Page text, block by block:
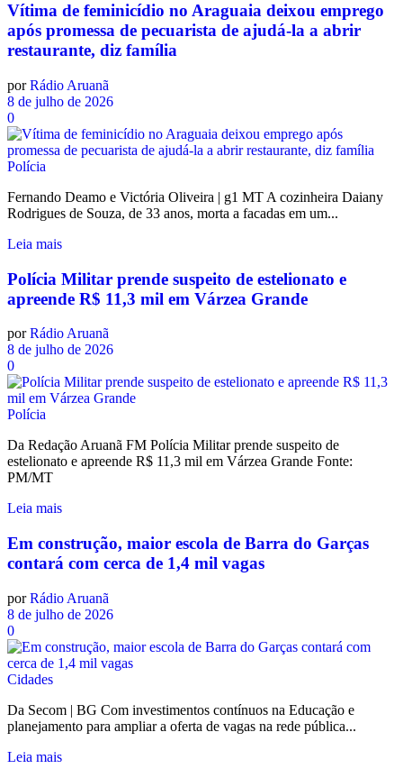
Vítima de feminicídio no Araguaia deixou emprego
após promessa de pecuarista de ajudá-la a abrir
restaurante, diz família
por Rádio Aruanã
8 de julho de 2026
0
Polícia
Fernando Deamo e Victória Oliveira | g1 MT A cozinheira Daiany
Rodrigues de Souza, de 33 anos, morta a facadas em um...
Leia mais
Polícia Militar prende suspeito de estelionato e
apreende R$ 11,3 mil em Várzea Grande
por Rádio Aruanã
8 de julho de 2026
0
Polícia
Da Redação Aruanã FM Polícia Militar prende suspeito de
estelionato e apreende R$ 11,3 mil em Várzea Grande Fonte:
PM/MT
Leia mais
Em construção, maior escola de Barra do Garças
contará com cerca de 1,4 mil vagas
por Rádio Aruanã
8 de julho de 2026
0
Cidades
Da Secom | BG Com investimentos contínuos na Educação e
planejamento para ampliar a oferta de vagas na rede pública...
Leia mais